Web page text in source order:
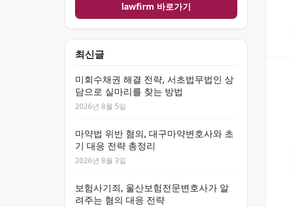
lawfirm 바로가기
최신글
미회수채권 해결 전략, 서초법무법인 상
담으로 실마리를 찾는 방법
2026년 8월 5일
마약법 위반 혐의, 대구마약변호사와 초
기 대응 전략 총정리
2026년 8월 3일
보험사기죄, 울산보험전문변호사가 알
려주는 혐의 대응 전략